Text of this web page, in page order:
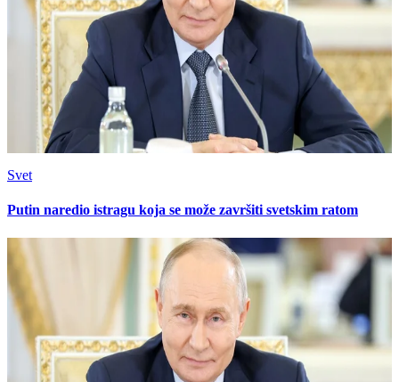
Svet
Putin naredio istragu koja se može završiti svetskim ratom